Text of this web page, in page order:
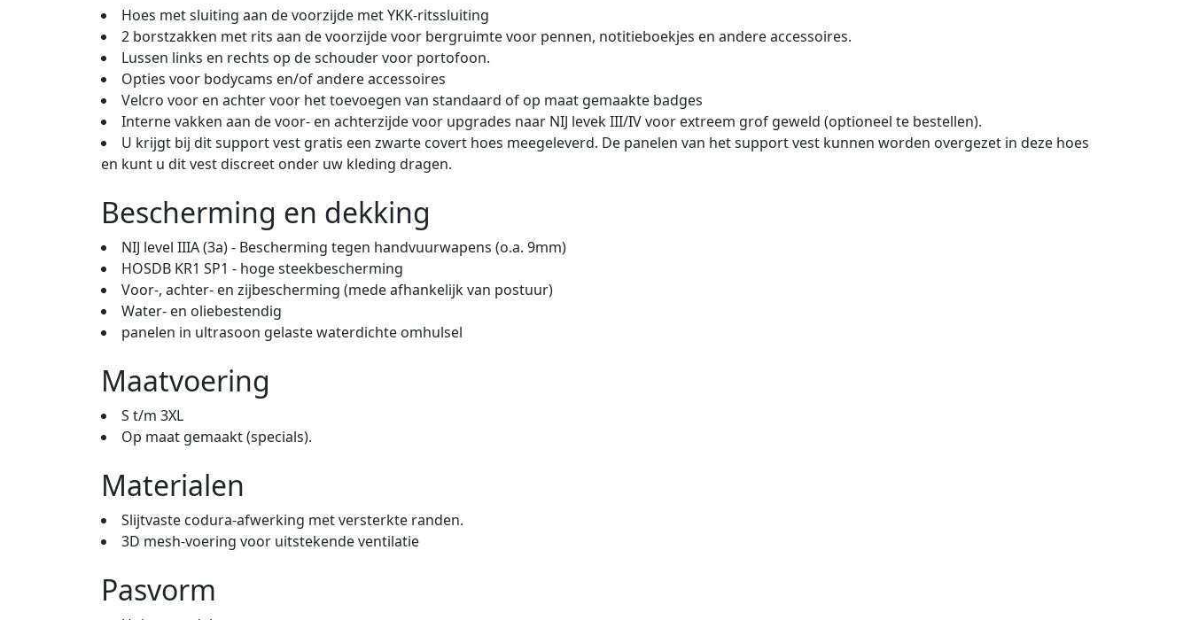
Hoes met sluiting aan de voorzijde met YKK-ritssluiting
2 borstzakken met rits aan de voorzijde voor bergruimte voor pennen, notitieboekjes en andere accessoires.
Lussen links en rechts op de schouder voor portofoon.
Opties voor bodycams en/of andere accessoires
Velcro voor en achter voor het toevoegen van standaard of op maat gemaakte badges
Interne vakken aan de voor- en achterzijde voor upgrades naar NIJ levek III/IV voor extreem grof geweld (optioneel te bestellen).
U krijgt bij dit support vest gratis een zwarte covert hoes meegeleverd. De panelen van het support vest kunnen worden overgezet in deze hoes
en kunt u dit vest discreet onder uw kleding dragen.
Bescherming en dekking
NIJ level IIIA (3a) - Bescherming tegen handvuurwapens (o.a. 9mm)
HOSDB KR1 SP1 - hoge steekbescherming
Voor-, achter- en zijbescherming (mede afhankelijk van postuur)
Water- en oliebestendig
panelen in ultrasoon gelaste waterdichte omhulsel
Maatvoering
S t/m 3XL
Op maat gemaakt (specials).
Materialen
Slijtvaste codura-afwerking met versterkte randen.
3D mesh-voering voor uitstekende ventilatie
Pasvorm